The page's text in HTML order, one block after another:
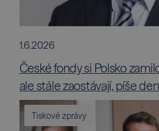
1.6.2026
České fondy si Polsko
ale stále zaostávají, píše
Tiskové zprávy